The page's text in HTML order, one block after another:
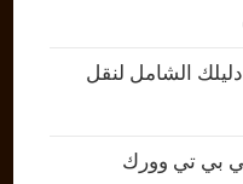
الشامل لنقل
بي تي وورك